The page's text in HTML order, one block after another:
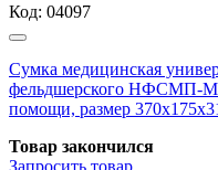
Код: 04097
Сумка медицинская
фельдшерского НФСМП-
помощи, размер
Товар закончился
Запросить товар